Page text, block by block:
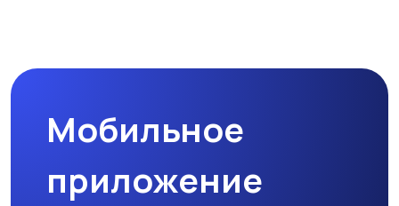
Футболки и поло Штаны и шорты
Мобильное
приложение